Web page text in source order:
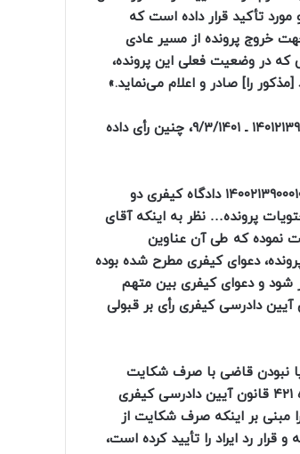
صراحتاً اشاره داشته و مورد تأکید قرار داده است که
خروج پرونده از مسیر عادی
که در وضعیت فعلی این پرونده،
با اعتراض به این قرار، شعبه نوزدهم دادگاه تجدیدنظر استان کرمان به موجب دادنامه شماره ۱۴۰۱۲۱۳۹۰۰۰۱۲۳۹۸۰۴ ـ ۹/۳/۱۴۰۱، چنین رأی داده
«در خصوص اعتراض وکیل آقای مجتبی… به وکالت از آقای محمدرضا… نسبت به دادنامه شماره ۱۴۰۰۲۱۳۹۰۰۰۱۰۳۷۵۵۶ دادگاه کیفری دو
و محتویات پرونده… نظر به اینکه آقای
کارکنان دولت نموده که طی آن عناوین
از صدور رأی مورخ ۵/۱۲/۱۴۰۰ توسط قاضی محترم پرونده، دعوای کیفری مطرح شده بوده
صادر شود و دعوای کیفری بین متهم
مطرح بوده است، فلذا اعتراض معترض را وارد تشخیص و به استناد ماده ۴۲۳ قانون آیین دادرسی کیفری رأی بر قبولی
نبودن قاضی با صرف شکایت
کیفری یکی از طرفین پرونده از وی، با استنباط متفاوت از اصطلاح «مطرح بودن دعوا» مذکور در بند ث ماده ۴۲۱ قانون آیین دادرسی کیفری
را مبنی بر اینکه صرف شکایت از
رد ایراد را تأیید کرده است،